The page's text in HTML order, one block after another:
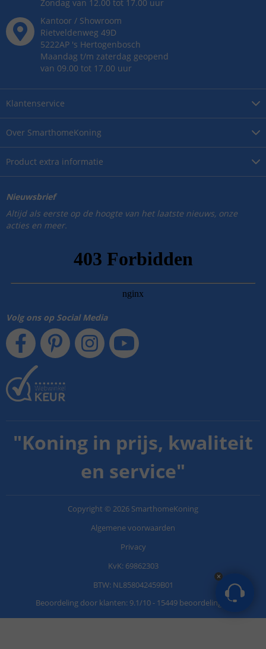
Over SmarthomeKoning
Product extra informatie
Klantenservice
Zondag van 12.00 tot 17.00 uur
Kantoor / Showroom
Rietveldenweg 49D
5222AP 's Hertogenbosch
Maandag t/m zaterdag geopend
van 09.00 tot 17.00 uur
Nieuwsbrief
Altijd als eerste op de hoogte van het laatste nieuws, onze
acties en meer.
Volg ons op Social Media
"Koning in prijs, kwaliteit
en service"
Copyright © 2026 SmarthomeKoning
Algemene voorwaarden
Privacy
KvK: 69862303
BTW: NL858042459B01
Beoordeling door klanten: 9.1/10- 15449 beoordelingen